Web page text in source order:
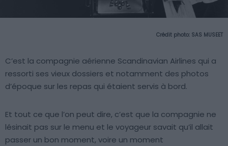
Crédit photo: SAS MUSEET
C’est la compagnie aérienne Scandinavian Airlines qui a
ressorti ses vieux dossiers et notamment des photos
d’époque sur les repas qui étaient servis à bord.
Et tout ce que l’on peut dire, c’est que la compagnie ne
lésinait pas sur le menu et le voyageur savait qu’il allait
passer un bon moment, voire un moment